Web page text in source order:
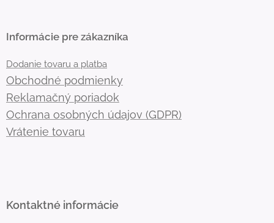
Informácie pre zákazníka
Dodanie tovaru a platba
Obchodné podmienky
Reklamačný poriadok
Ochrana osobných údajov (GDPR)
Vrátenie tovaru
Kontaktné informácie